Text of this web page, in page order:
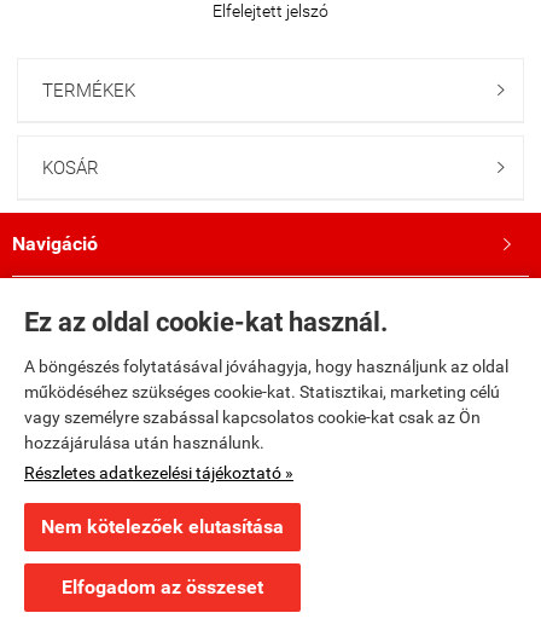
Ez az oldal cookie-kat használ.
A böngészés folytatásával jóváhagyja, hogy használjunk az oldal
működéséhez szükséges cookie-kat. Statisztikai, marketing célú
vagy személyre szabással kapcsolatos cookie-kat csak az Ön
hozzájárulása után használunk.
Részletes adatkezelési tájékoztató »
Nem kötelezőek elutasítása
Elfogadom az összeset
Elfelejtett jelszó
TERMÉKEK 
KOSÁR 
Navigáció 
Saját fiók
Bemutatkozás 
Kövess minket a Facebookon!
Adatkezelési tájékoztató
Webáruház készítésa StartÜzlettel.